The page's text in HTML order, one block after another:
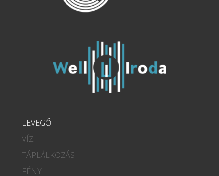
LEVEGŐ
VÍZ
TÁPLÁLKOZÁS
FÉNY